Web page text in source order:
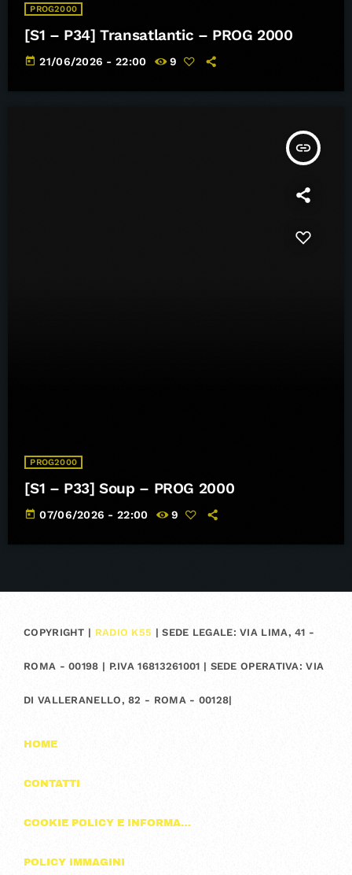
PROG2000
[S1 – P34] Transatlantic – PROG 2000
today 21/06/2026 - 22:00 9
insert_link
PROG2000
[S1 – P33] Soup – PROG 2000
today 07/06/2026 - 22:00 9
COPYRIGHT | RADIO K55 | SEDE LEGALE: VIA LIMA, 41 -
ROMA - 00198 | P.IVA 16813261001 | SEDE OPERATIVA: VIA
DI VALLERANELLO, 82 - ROMA - 00128|
HOME
CONTATTI
COOKIE POLICY E INFORMAZIONI SULLA PRIVACY
POLICY IMMAGINI